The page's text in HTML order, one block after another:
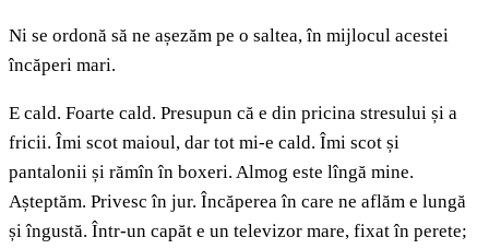
Ni se ordonă să ne așezăm pe o saltea, în mijlocul acestei
încăperi mari.
E cald. Foarte cald. Presupun că e din pricina stresului și a
fricii. Îmi scot maioul, dar tot mi-e cald. Îmi scot și
pantalonii și rămîn în boxeri. Almog este lîngă mine.
Așteptăm. Privesc în jur. Încăperea în care ne aflăm e lungă
și îngustă. Într-un capăt e un televizor mare, fixat în perete;